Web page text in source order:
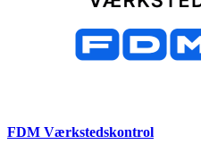
FDM Værkstedskontrol